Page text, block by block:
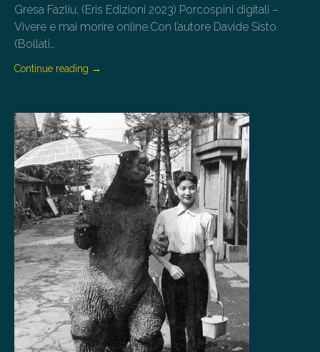
Gresa Fazliu. (Eris Edizioni 2023) Porcospini digitali –
Vivere e mai morire online.Con l’autore Davide Sisto.
(Bollati…
Continue reading →